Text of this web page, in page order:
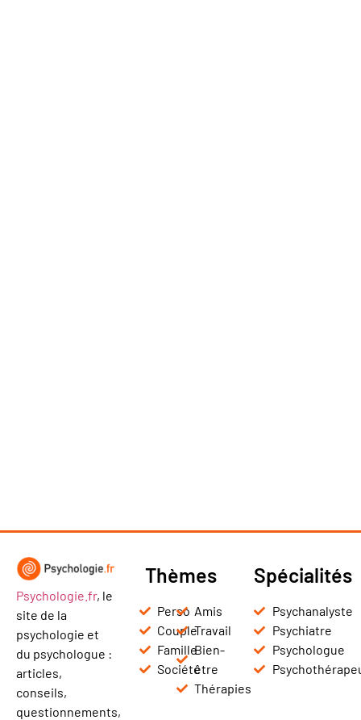
Psychologie.fr, le
site de la
psychologie et
du psychologue :
articles,
conseils,
questionnements,
Thèmes
Perso
Couple
Famille
Société
Amis
Travail
Bien-
être
Thérapies
Spécialités
Psychanalyste
Psychiatre
Psychologue